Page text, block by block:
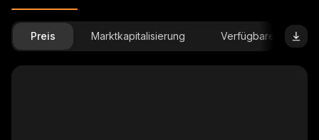
Preis Marktkapitalisierung Verfügbare Menge